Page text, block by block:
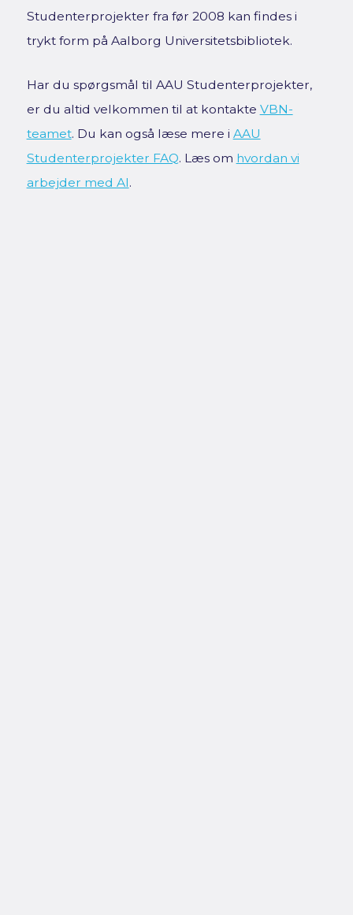
Studenterprojekter fra før 2008 kan findes i
trykt form på Aalborg Universitetsbibliotek.
Har du spørgsmål til AAU Studenterprojekter,
er du altid velkommen til at kontakte VBN-
teamet. Du kan også læse mere i AAU
Studenterprojekter FAQ. Læs om hvordan vi
arbejder med AI.